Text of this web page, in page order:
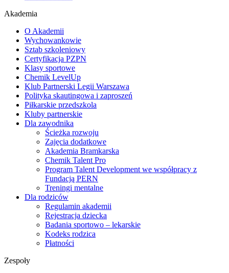
Akademia
O Akademii
Wychowankowie
Sztab szkoleniowy
Certyfikacja PZPN
Klasy sportowe
Chemik LevelUp
Klub Partnerski Legii Warszawa
Polityka skautingowa i zaproszeń
Piłkarskie przedszkola
Kluby partnerskie
Dla zawodnika
Ścieżka rozwoju
Zajęcia dodatkowe
Akademia Bramkarska
Chemik Talent Pro
Program Talent Development we współpracy z
Fundacją PERN
Treningi mentalne
Dla rodziców
Regulamin akademii
Rejestracja dziecka
Badania sportowo – lekarskie
Kodeks rodzica
Płatności
Zespoły